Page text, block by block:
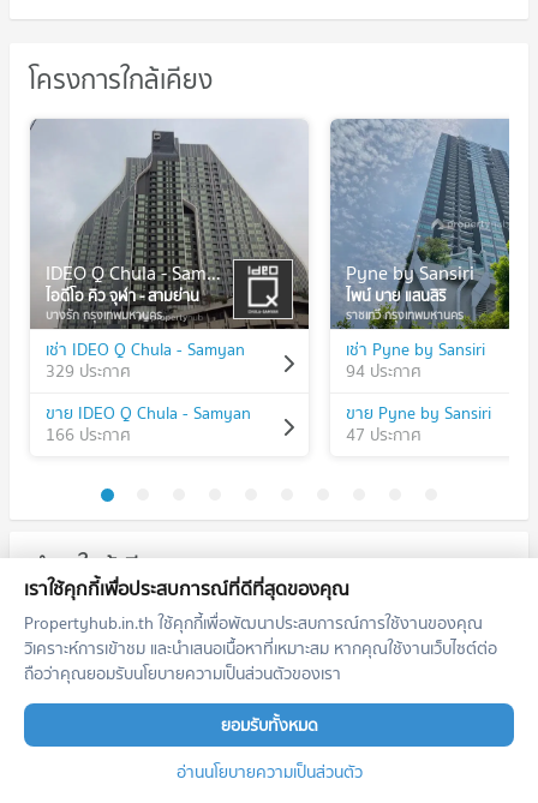
โครงการใกล้เคียง
IDEO Q Chula - Samyan
ไอดีโอ คิว จุฬา - สามย่าน
บางรัก กรุงเทพมหานคร
เช่า IDEO Q Chula - Samyan
329 ประกาศ
ขาย IDEO Q Chula - Samyan
166 ประกาศ
Pyne by Sansiri
ไพน์ บาย แสนสิริ
ราชเทวี กรุงเทพมหานคร
เช่า Pyne by Sansiri
94 ประกาศ
ขาย Pyne by Sansiri
47 ประกาศ
ทำเลใกล้เคียง
รถไฟฟ้า
BL27 คอนโด MRT สามย่าน
คอนโดให้เช่า MRT สามย่าน
มีคอนโดให้เช่า 5,412 ประกาศ
ขายคอนโด MRT สามย่าน
เราใช้คุกกี้เพื่อประสบการณ์ที่ดีที่สุดของคุณ
Propertyhub.in.th ใช้คุกกี้เพื่อพัฒนาประสบการณ์การใช้งานของคุณ
วิเคราะห์การเข้าชม และนำเสนอเนื้อหาที่เหมาะสม หากคุณใช้งานเว็บไซต์ต่อ
ถือว่าคุณยอมรับนโยบายความเป็นส่วนตัวของเรา
ยอมรับทั้งหมด
อ่านนโยบายความเป็นส่วนตัว